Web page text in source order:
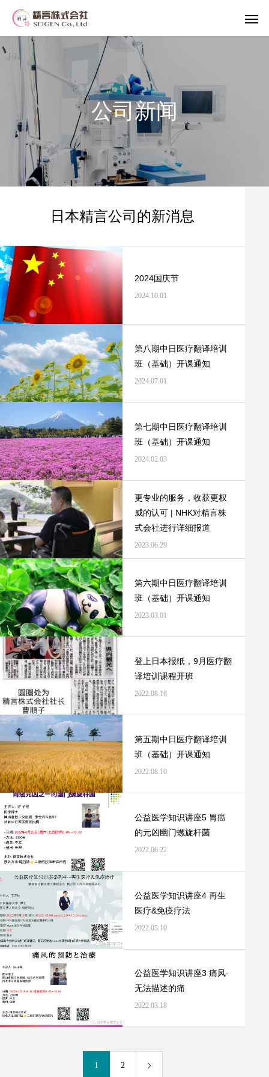
公司新闻
日本精言公司的新消息
2024国庆节
2024.10.01
第八期中日医疗翻译培训
班（基础）开课通知
2024.07.01
第七期中日医疗翻译培训
班（基础）开课通知
2024.02.03
更专业的服务，收获更权
威的认可 | NHK对精言株
式会社进行详细报道
2023.06.29
第六期中日医疗翻译培训
班（基础）开课通知
2023.03.01
登上日本报纸，9月医疗翻
译培训课程开班
2022.08.16
第五期中日医疗翻译培训
班（基础）开课通知
2022.08.10
公益医学知识讲座5 胃癌
的元凶幽门螺旋杆菌
2022.06.22
公益医学知识讲座4 再生
医疗&免疫疗法
2022.05.10
公益医学知识讲座3 痛风-
无法描述的痛
2022.03.18
1 2